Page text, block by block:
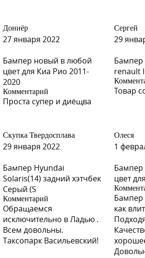
Дониёр
27 января 2022
Бампер новый в любой
цвет для Киа Рио 2011-
2020
Комментарий
Проста супер и диёщва
Сергей
29
Бампер
renault
Товар
Скупка Твердосплава
29 января 2022
Бампер Hyundai
Solaris(14) задний хэтчбек
Серый (S
Комментарий
Обращаемся
исключительно в Ладью .
Всем довольны.
Таксопарк Васильевский!
Олеся
1
цвет
Бампер
как